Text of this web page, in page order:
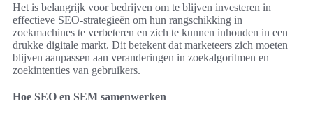
Het is belangrijk voor bedrijven om te blijven investeren in
effectieve SEO-strategieën om hun rangschikking in
zoekmachines te verbeteren en zich te kunnen inhouden in een
drukke digitale markt. Dit betekent dat marketeers zich moeten
blijven aanpassen aan veranderingen in zoekalgoritmen en
zoekintenties van gebruikers.
Hoe SEO en SEM samenwerken